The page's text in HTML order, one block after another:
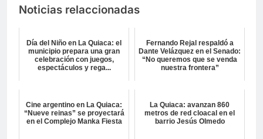
Noticias relaccionadas
Día del Niño en La Quiaca: el
municipio prepara una gran
celebración con juegos,
espectáculos y rega...
Fernando Rejal respaldó a
Dante Velázquez en el Senado:
“No queremos que se venda
nuestra frontera”
Cine argentino en La Quiaca:
“Nueve reinas” se proyectará
en el Complejo Manka Fiesta
La Quiaca: avanzan 860
metros de red cloacal en el
barrio Jesús Olmedo